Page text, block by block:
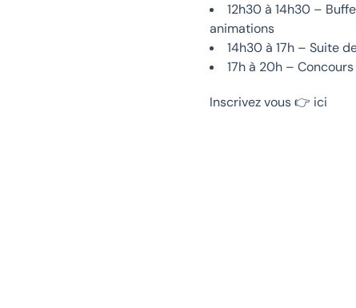
12h30 à 14h30 –
animations
14h30 à 17h – Suite
17h à 20h –
Inscrivez vous 👉 ici